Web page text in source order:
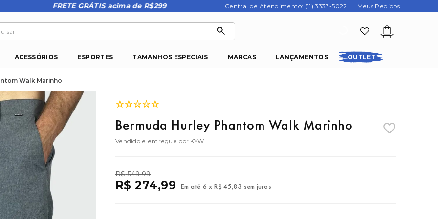
FRETE GRÁTIS acima de R$299 Central de Atendimento: (11) 3333-5022 Meus Pedidos
ACESSÓRIOS ESPORTES TAMANHOS ESPECIAIS MARCAS LANÇAMENTOS OUTLET
Walk Marinho
☆☆☆☆☆
Bermuda Hurley Phantom Walk Marinho
Vendido e entregue por KYW
R$ 549,99
R$ 274,99 Em até 6 x R$ 45,83 sem juros